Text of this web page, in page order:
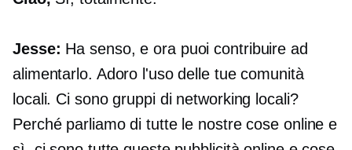
Jesse: Ha senso, e ora puoi contribuire ad
alimentarlo. Adoro l'uso delle tue comunità
locali. Ci sono gruppi di networking locali?
Perché parliamo di tutte le nostre cose online e